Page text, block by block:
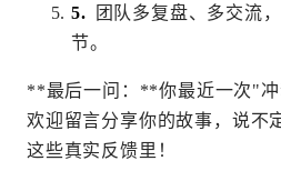
团队多复盘、多交流
节。
**最后一问：**你最近一次"冲
欢迎留言分享你的故事，说不
这些真实反馈里！